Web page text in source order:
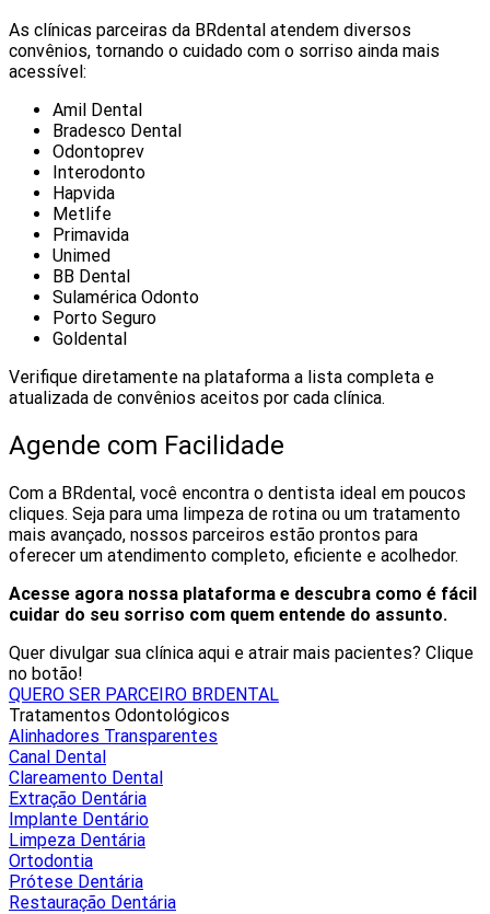
As clínicas parceiras da BRdental atendem diversos
convênios, tornando o cuidado com o sorriso ainda mais
acessível:
Amil Dental
Bradesco Dental
Odontoprev
Interodonto
Hapvida
Metlife
Primavida
Unimed
BB Dental
Sulamérica Odonto
Porto Seguro
Goldental
Verifique diretamente na plataforma a lista completa e
atualizada de convênios aceitos por cada clínica.
Agende com Facilidade
Com a BRdental, você encontra o dentista ideal em poucos
cliques. Seja para uma limpeza de rotina ou um tratamento
mais avançado, nossos parceiros estão prontos para
oferecer um atendimento completo, eficiente e acolhedor.
Acesse agora nossa plataforma e descubra como é fácil
cuidar do seu sorriso com quem entende do assunto.
Quer divulgar sua clínica aqui e atrair mais pacientes? Clique
no botão!
QUERO SER PARCEIRO BRDENTAL
Tratamentos Odontológicos
Alinhadores Transparentes
Canal Dental
Clareamento Dental
Extração Dentária
Implante Dentário
Limpeza Dentária
Ortodontia
Prótese Dentária
Restauração Dentária